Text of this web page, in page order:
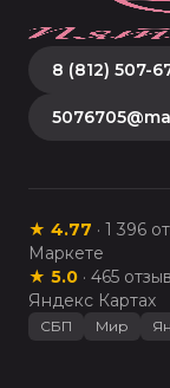
8 (812) 507-
★ 4.77 · 1 396
Маркете
★ 5.0 · 465
Яндекс Картах
СБП Мир